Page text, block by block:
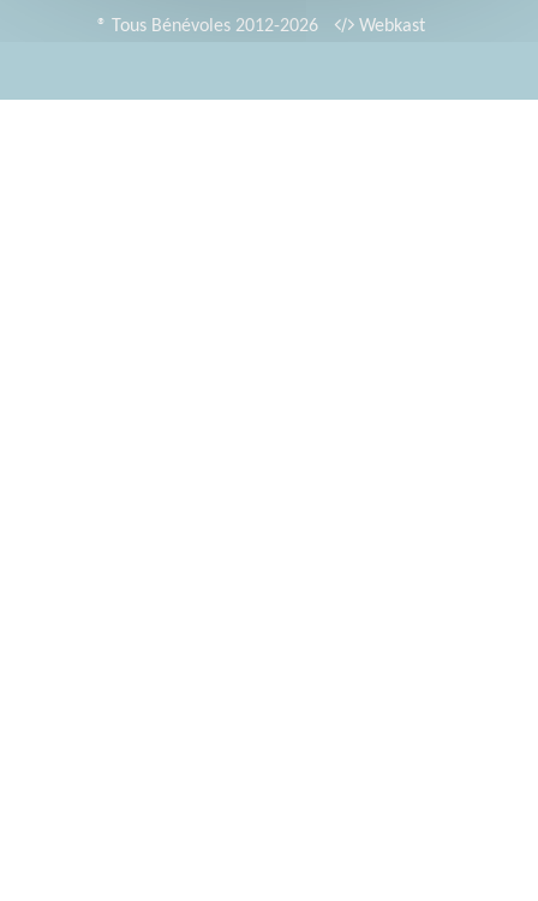
® Tous Bénévoles 2012-2026
Webkast